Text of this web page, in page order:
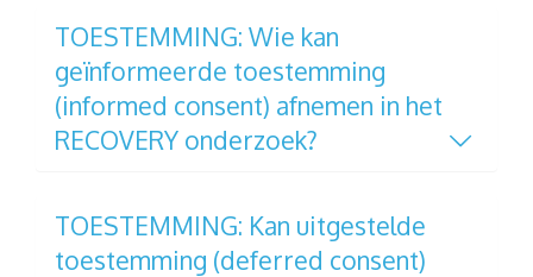
TOESTEMMING: Wie kan
geïnformeerde toestemming
(informed consent) afnemen in het
RECOVERY onderzoek?
TOESTEMMING: Kan uitgestelde
toestemming (deferred consent)